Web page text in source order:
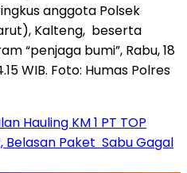
Hauling KM 1 PT TOP
Belasan Paket Sabu Gagal